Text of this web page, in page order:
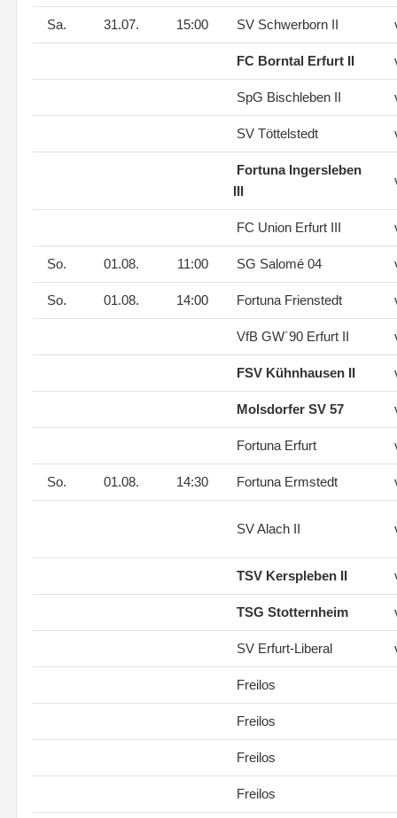
Sa. 31.07. 15:00 SV Schwerborn II
FC Borntal Erfurt II
SpG Bischleben II
SV Töttelstedt
Fortuna Ingersleben
III
FC Union Erfurt III
So. 01.08. 11:00 SG Salomé 04
So. 01.08. 14:00 Fortuna Frienstedt
VfB GW´90 Erfurt II
FSV Kühnhausen II
Molsdorfer SV 57
Fortuna Erfurt
So. 01.08. 14:30 Fortuna Ermstedt
SV Alach II
TSV Kerspleben II
TSG Stotternheim
SV Erfurt-Liberal
Freilos
Freilos
Freilos
Freilos